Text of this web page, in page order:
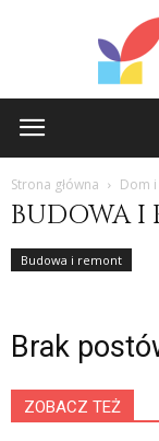
Strona główna Dom
BUDOWA I
Budowa i remont
Brak
ZOBACZ TEŻ